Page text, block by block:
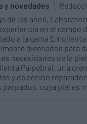
y novedades
de los años,
en el campo
a la gama
diseñados para
necesidades de la
Palpebral, una
y de acción
párpados, cuya piel es